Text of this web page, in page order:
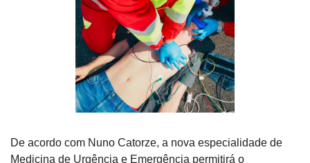
De acordo com Nuno Catorze, a nova especialidade de